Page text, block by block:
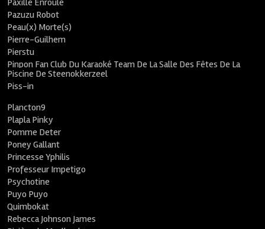
Paxille Enroulé
Pazuzu Robot
Peau(x) Morte(s)
Pierre-Guilhem
Pierstu
Pinpon Fan Club Du Karaoké Team De La Salle Des Fêtes De La
Piscine De Steenokkerzeel
Piss-in
Plancton9
Plapla Pinky
Pomme Deter
Poney Gallant
Princesse Yphilis
Professeur Impetigo
Psychotine
Puyo Puyo
Quimbokat
Rebecca Johnson James